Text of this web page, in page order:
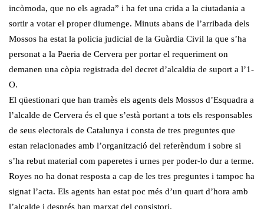
incòmoda, que no els agrada” i ha fet una crida a la ciutadania a
sortir a votar el proper diumenge. Minuts abans de l’arribada dels
Mossos ha estat la policia judicial de la Guàrdia Civil la que s’ha
personat a la Paeria de Cervera per portar el requeriment on
demanen una còpia registrada del decret d’alcaldia de suport a l’1-
O.
El qüestionari que han tramès els agents dels Mossos d’Esquadra a
l’alcalde de Cervera és el que s’està portant a tots els responsables
de seus electorals de Catalunya i consta de tres preguntes que
estan relacionades amb l’organització del referèndum i sobre si
s’ha rebut material com paperetes i urnes per poder-lo dur a terme.
Royes no ha donat resposta a cap de les tres preguntes i tampoc ha
signat l’acta. Els agents han estat poc més d’un quart d’hora amb
l’alcalde i després han marxat del consistori.